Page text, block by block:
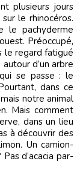
plusieurs jours
le rhinocéros.
le pachyderme
Préoccupé,
le regard fatigué
d’un arbre
se passe : le
dans ce
notre animal
Mais comment
dans un lieu
à découvrir des
Un camion-
d’acacia par-